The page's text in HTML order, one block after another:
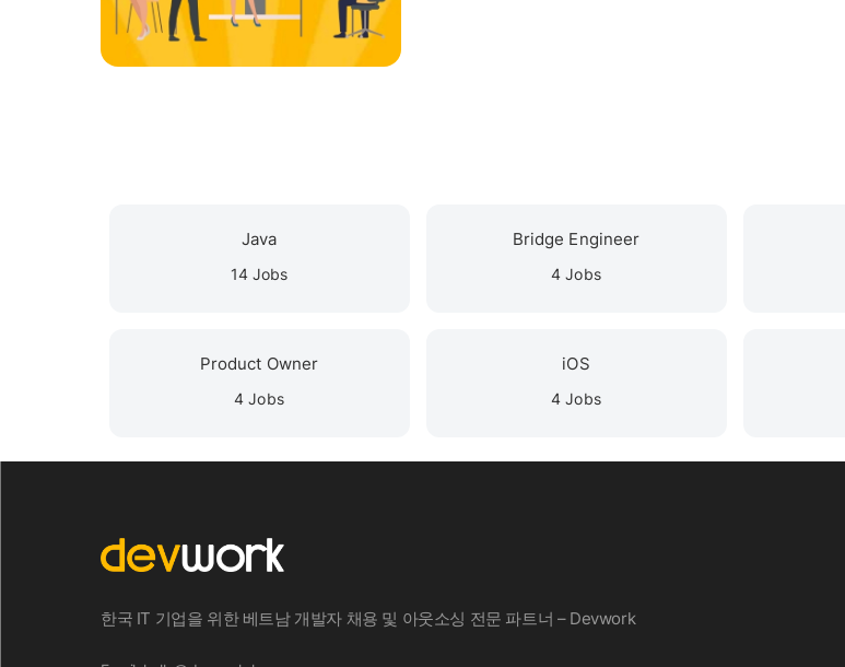
Java
14 Jobs
Bridge Engineer
4 Jobs
Product Owner
4 Jobs
iOS
4 Jobs
한국 IT 기업을 위한 베트남 개발자 채용 및 아웃소싱 전문 파트너 – Devwork